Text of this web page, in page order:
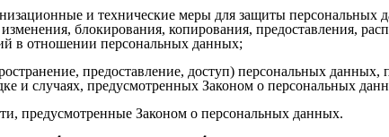
и технические меры для защиты персональных
блокирования, копирования, предоставления,
в отношении персональных данных;
предоставление, доступ) персональных данных,
и случаях, предусмотренных Законом о персональных
предусмотренные Законом о персональных данных.